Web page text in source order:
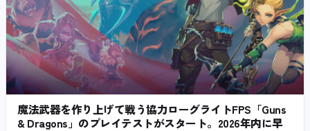
魔法武器を作り上げて戦う協力ローグライトFPS「Guns
& Dragons」のプレイテストがスタート。2026年内に早